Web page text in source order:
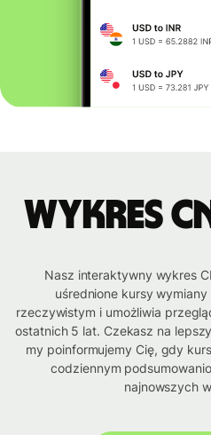
Wykres
Nasz interaktywny wykres
uśrednione kursy
rzeczywistym i umożliwia
ostatnich 5 lat. Czekasz na
my poinformujemy Cię, gdy
codziennym
najnowszych